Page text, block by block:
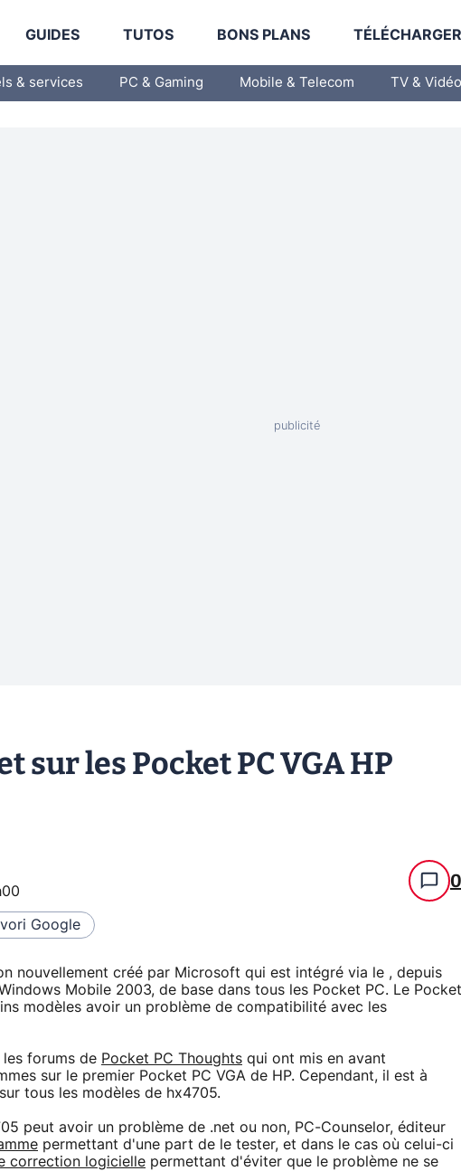
GUIDES TUTOS BONS PLANS
& services PC & Gaming Mobile & Telecom TV & Vidéo
sur les Pocket PC VGA HP
0
Google
nouvellement créé par Microsoft qui est intégré via le , depuis
Mobile 2003, de base dans tous les Pocket PC. Le Pocket
modèles avoir un problème de compatibilité avec les
forums de Pocket PC Thoughts qui ont mis en avant
sur le premier Pocket PC VGA de HP. Cependant, il est à
tous les modèles de hx4705.
peut avoir un problème de .net ou non, PC-Counselor, éditeur
permettant d'une part de le tester, et dans le cas où celui-ci
correction logicielle permettant d'éviter que le problème ne se